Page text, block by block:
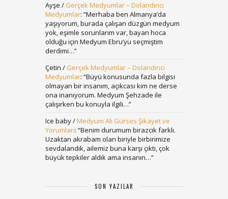
Ayşe / Gerçek Medyumlar – Dolandırıcı
Medyumlar: “Merhaba ben Almanya’da
yaşıyorum, burada çalışan düzgün medyum
yok, eşimle sorunlarım var, bayan hoca
olduğu için Medyum Ebru’yu seçmiştim
derdimi…”
Çetin / Gerçek Medyumlar – Dolandırıcı
Medyumlar: “Büyü konusunda fazla bilgisi
olmayan bir insanım, açıkcası kim ne derse
ona inanıyorum. Medyum Şehzade ile
çalışırken bu konuyla ilgili…”
Ice baby/Medyum Ali Gürses Şikayet ve
Yorumları: “Benim durumum birazcık farklı.
Uzaktan akrabam olan biriyle birbirimize
sevdalandık, ailemiz buna karşı çıktı, çok
büyük tepkiler aldık ama insanın…”
SON YAZILAR